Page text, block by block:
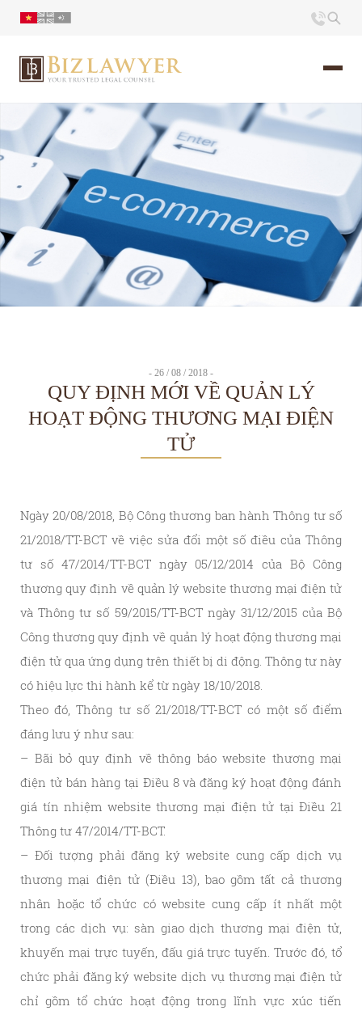
Trang chủ
Giới thiệu
Ấn phẩm
Tin Tức
- 26 / 08 / 2018 -
QUY ĐỊNH MỚI VỀ QUẢN LÝ
HOẠT ĐỘNG THƯƠNG MẠI ĐIỆN
TỬ
Ngày 20/08/2018, Bộ Công thương ban hành Thông tư số
21/2018/TT-BCT về việc sửa đổi một số điều của Thông
tư số 47/2014/TT-BCT ngày 05/12/2014 của Bộ Công
thương quy định về quản lý website thương mại điện tử
và Thông tư số 59/2015/TT-BCT ngày 31/12/2015 của Bộ
Công thương quy định về quản lý hoạt động thương mại
điện tử qua ứng dụng trên thiết bị di động. Thông tư này
có hiệu lực thi hành kể từ ngày 18/10/2018.
Theo đó, Thông tư số 21/2018/TT-BCT có một số điểm
đáng lưu ý như sau:
– Bãi bỏ quy định về thông báo website thương mại
điện tử bán hàng tại Điều 8 và đăng ký hoạt động đánh
giá tín nhiệm website thương mại điện tử tại Điều 21
Thông tư 47/2014/TT-BCT.
– Đối tượng phải đăng ký website cung cấp dịch vụ
thương mại điện tử (Điều 13), bao gồm tất cả thương
nhân hoặc tổ chức có website cung cấp ít nhất một
trong các dịch vụ: sàn giao dịch thương mại điện tử,
khuyến mại trực tuyến, đấu giá trực tuyến. Trước đó, tổ
chức phải đăng ký website dịch vụ thương mại điện tử
chỉ gồm tổ chức hoạt động trong lĩnh vực xúc tiến